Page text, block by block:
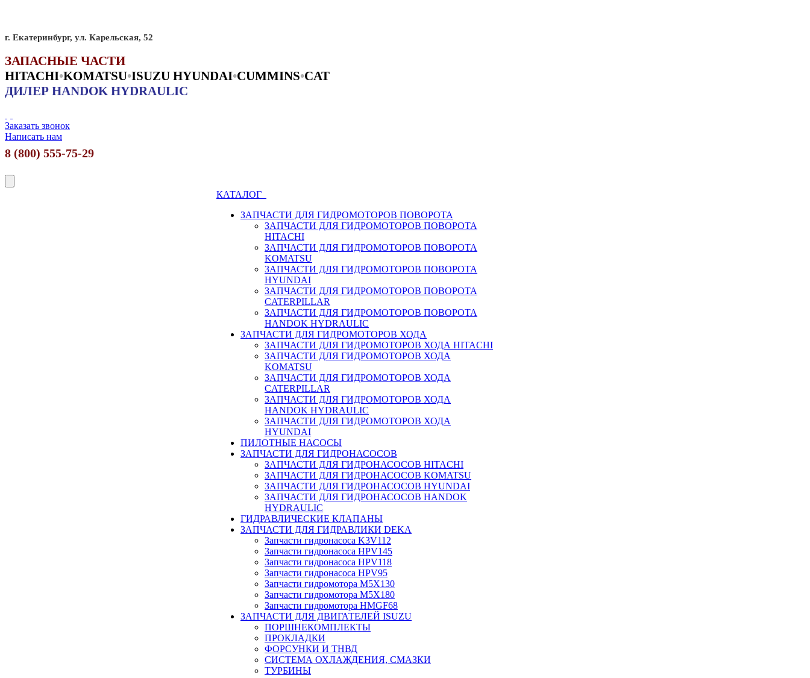
г. Екатеринбург, ул. Карельская, 52
ЗАПАСНЫЕ ЧАСТИ
HITACHI•KOMATSU•ISUZU HYUNDAI•CUMMINS•CAT
ДИЛЕР HANDOK HYDRAULIC
Заказать звонок
Написать нам
8 (800) 555-75-29
КАТАЛОГ
ЗАПЧАСТИ ДЛЯ ГИДРОМОТОРОВ ПОВОРОТА
ЗАПЧАСТИ ДЛЯ ГИДРОМОТОРОВ ПОВОРОТА
HITACHI
ЗАПЧАСТИ ДЛЯ ГИДРОМОТОРОВ ПОВОРОТА
KOMATSU
ЗАПЧАСТИ ДЛЯ ГИДРОМОТОРОВ ПОВОРОТА
HYUNDAI
ЗАПЧАСТИ ДЛЯ ГИДРОМОТОРОВ ПОВОРОТА
CATERPILLAR
ЗАПЧАСТИ ДЛЯ ГИДРОМОТОРОВ ПОВОРОТА
HANDOK HYDRAULIC
ЗАПЧАСТИ ДЛЯ ГИДРОМОТОРОВ ХОДА
ЗАПЧАСТИ ДЛЯ ГИДРОМОТОРОВ ХОДА HITACHI
ЗАПЧАСТИ ДЛЯ ГИДРОМОТОРОВ ХОДА
KOMATSU
ЗАПЧАСТИ ДЛЯ ГИДРОМОТОРОВ ХОДА
CATERPILLAR
ЗАПЧАСТИ ДЛЯ ГИДРОМОТОРОВ ХОДА
HANDOK HYDRAULIC
ЗАПЧАСТИ ДЛЯ ГИДРОМОТОРОВ ХОДА
HYUNDAI
ПИЛОТНЫЕ НАСОСЫ
ЗАПЧАСТИ ДЛЯ ГИДРОНАСОСОВ
ЗАПЧАСТИ ДЛЯ ГИДРОНАСОСОВ HITACHI
ЗАПЧАСТИ ДЛЯ ГИДРОНАСОСОВ KOMATSU
ЗАПЧАСТИ ДЛЯ ГИДРОНАСОСОВ HYUNDAI
ЗАПЧАСТИ ДЛЯ ГИДРОНАСОСОВ HANDOK
HYDRAULIC
ГИДРАВЛИЧЕСКИЕ КЛАПАНЫ
ЗАПЧАСТИ ДЛЯ ГИДРАВЛИКИ DEKA
Запчасти гидронасоса K3V112
Запчасти гидронасоса HPV145
Запчасти гидронасоса HPV118
Запчасти гидронасоса HPV95
Запчасти гидромотора M5X130
Запчасти гидромотора M5X180
Запчасти гидромотора HMGF68
ЗАПЧАСТИ ДЛЯ ДВИГАТЕЛЕЙ ISUZU
ПОРШНЕКОМПЛЕКТЫ
ПРОКЛАДКИ
ФОРСУНКИ И ТНВД
СИСТЕМА ОХЛАЖДЕНИЯ, СМАЗКИ
ТУРБИНЫ